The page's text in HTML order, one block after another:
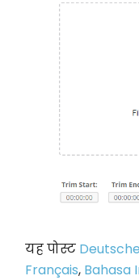
यह पोस्ट
Français, Bahasa